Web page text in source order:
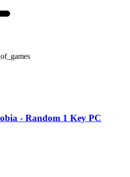
- Random 1 Key PC